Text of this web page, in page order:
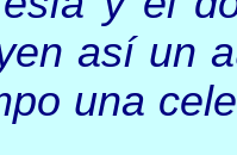
así un
una